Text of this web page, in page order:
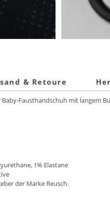
& Retoure
Baby-Fausthandschuh mit langem
1% Elastane
der Marke Reusch.